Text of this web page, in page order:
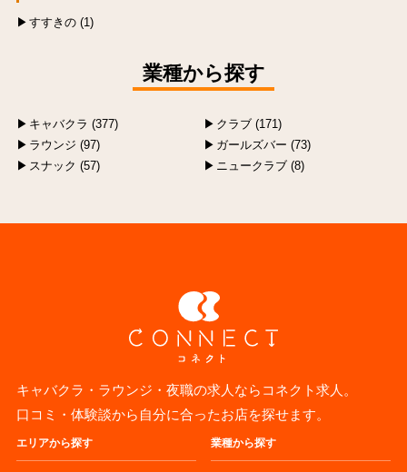
すすきの (1)
業種から探す
キャバクラ (377)
クラブ (171)
ラウンジ (97)
ガールズバー (73)
スナック (57)
ニュークラブ (8)
キャバクラ・ラウンジ・夜職の求人ならコネクト求人。
口コミ・体験談から自分に合ったお店を探せます。
エリアから探す 業種から探す